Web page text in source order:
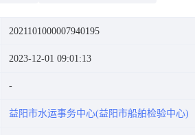
2021101000007940195
2023-12-01 09:01:13
益阳市水运事务中心(益阳市船舶检验中心)